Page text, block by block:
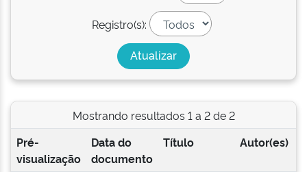
Registro(s):
Mostrando resultados 1 a 2 de 2
Pré-
visualização
Data do
documento
Título Autor(es)